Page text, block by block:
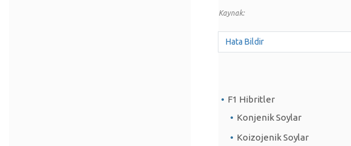
Kaynak:
Hata Bildir
F1 Hibritler
Konjenik Soylar
Koizojenik Soylar